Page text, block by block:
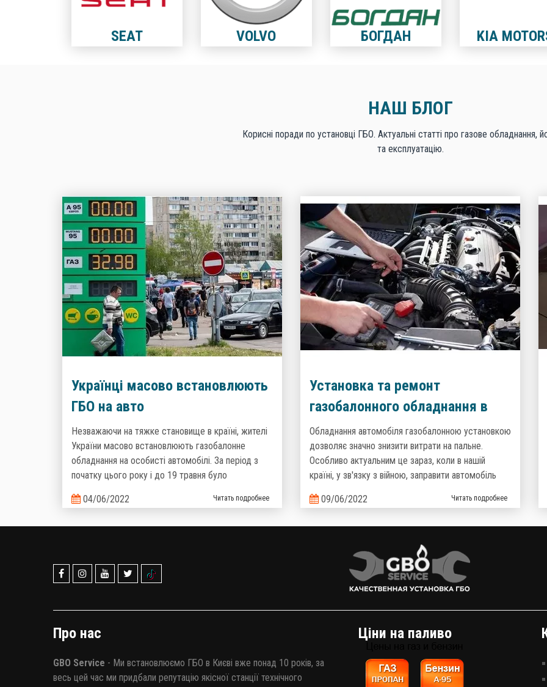
SEAT VOLVO БОГДАН KIA
НАШ БЛОГ
Корисні поради по установці ГБО. Актуальні статті про газове обладнання,
та експлуатацію.
Українці масово встановлюють
ГБО на авто
Незважаючи на тяжке становище в країні, жителі
України масово встановлюють газобалонне
обладнання на особисті автомобілі. За період з
початку цього року і до 19 травня було
було виконано монтаж ГБО. Загалом у нашій країні
Внутрішніх справ України.
04/06/2022 Читать подробнее
Установка та ремонт
газобалонного обладнання в
компанії ГБО-Сервіс
Обладнання автомобіля газобалонною установкою
дозволяє значно знизити витрати на пальне.
Особливо актуальним це зараз, коли в нашій
країні, у зв'язку з війною, заправити автомобіль
проблематично.
09/06/2022 Читать подробнее
Про нас
GBO Service - Ми встановлюємо ГБО в Києві вже понад 10 років, за
весь цей час ми придбали репутацію якісної станції технічного
Ціни на паливо